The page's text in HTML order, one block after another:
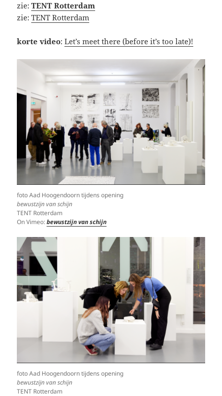
zie:TENT Rotterdam
zie:TENT Rotterdam
korte video:Let’s meet there (before it’s too late)!
foto Aad Hoogendoorn tijdens opening
bewustzijn van schijn
TENT Rotterdam
On Vimeo:bewustzijn van schijn
foto Aad Hoogendoorn tijdens opening
bewustzijn van schijn
TENT Rotterdam